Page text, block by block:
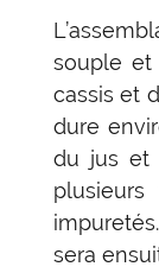
souple et
cassis et
dure
du jus et
sera